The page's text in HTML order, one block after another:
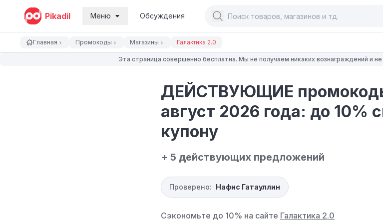
Pikadil Меню Обсуждения
Главная Промокоды Магазины Галактика 2.0
Эта страница совершенно бесплатна. Мы не получаем никаких вознаграждений и
ДЕЙСТВУЮЩИЕ
август 2026 года: до 10%
купону
+ 5 действующих предложений
Проверено: Нафис Гатауллин
Сэкономьте до 10% на сайте Галактика 2.0